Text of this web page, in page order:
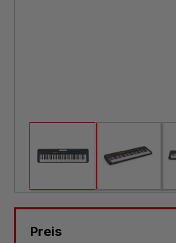
Preis